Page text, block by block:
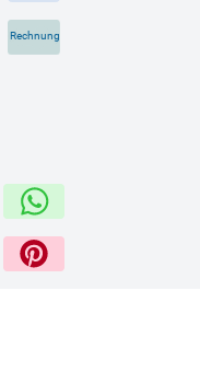
Rechnung